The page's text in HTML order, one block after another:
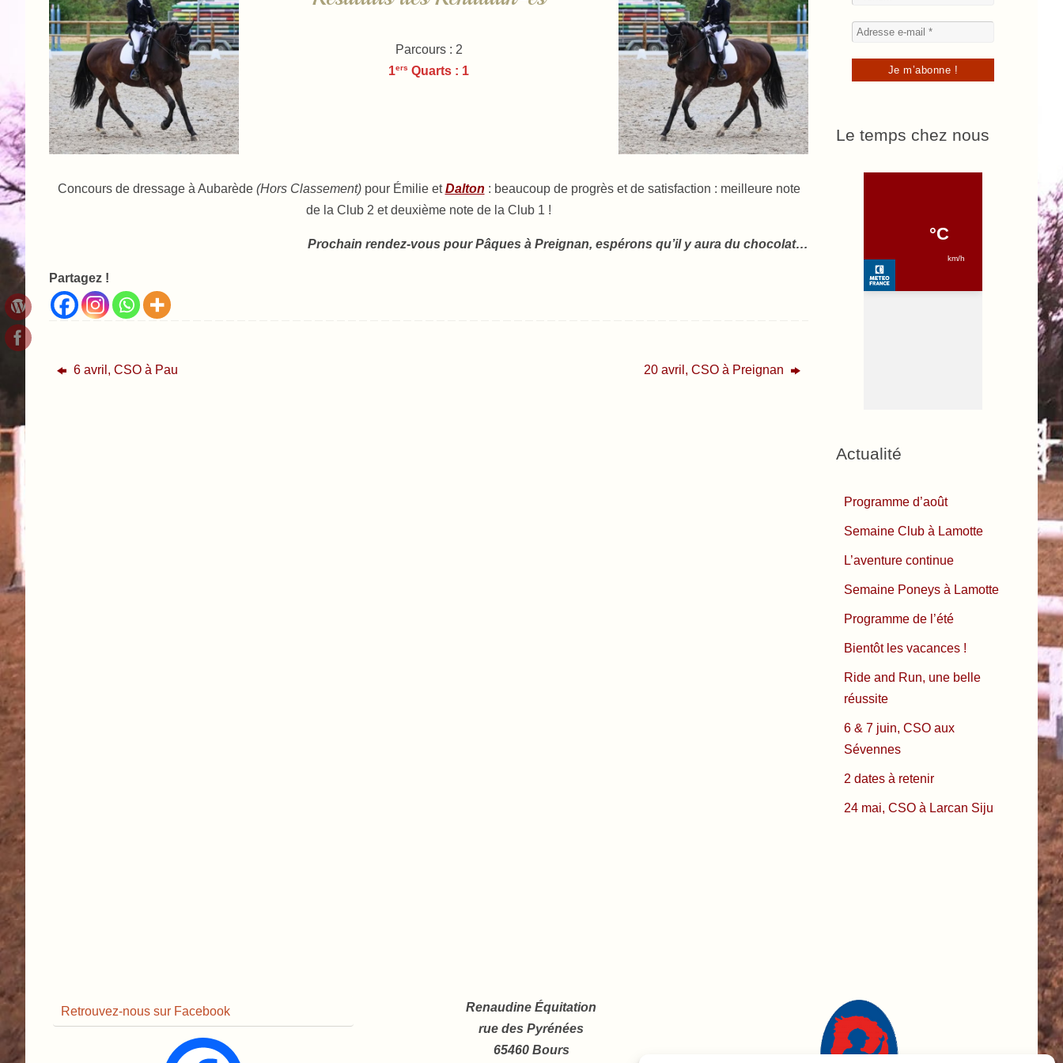
Parcours : 2
1ers Quarts : 1
Concours de dressage à Aubarède (Hors Classement)pour Émilie etDalton : beaucoup de progrès et de satisfaction : meilleure note
de la Club 2 et deuxième note de la Club 1 !
Prochain rendez-vous pour Pâques à Preignan, espérons qu’il y aura du chocolat…
Partagez !
6 avril, CSO à Pau 20 avril, CSO à Preignan
Le temps chez nous
Actualité
Programme d’août
Semaine Club à Lamotte
L’aventure continue
Semaine Poneys à Lamotte
Programme de l’été
Bientôt les vacances !
Ride and Run, une belle
réussite
6 & 7 juin, CSO aux
Sévennes
2 dates à retenir
24 mai, CSO à Larcan Siju
Retrouvez-nous sur Facebook
Renaudine Équitation
rue des Pyrénées
65460 Bours